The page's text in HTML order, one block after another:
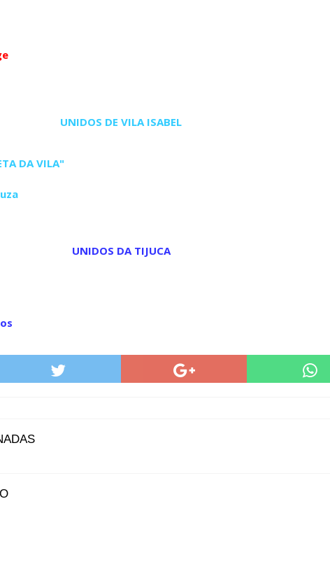
UNIDOS DE VILA ISABEL
DA VILA"
UNIDOS DA TIJUCA